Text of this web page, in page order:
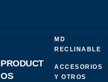
PRODUCT
OS
MD
RECLINABLE
ACCESORIOS
Y OTROS